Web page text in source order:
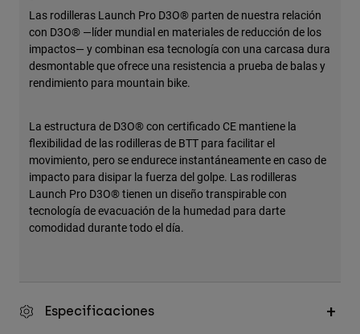
Las rodilleras Launch Pro D3O® parten de nuestra relación
con D3O® —líder mundial en materiales de reducción de los
impactos— y combinan esa tecnología con una carcasa dura
desmontable que ofrece una resistencia a prueba de balas y
rendimiento para mountain bike.
La estructura de D3O® con certificado CE mantiene la
flexibilidad de las rodilleras de BTT para facilitar el
movimiento, pero se endurece instantáneamente en caso de
impacto para disipar la fuerza del golpe. Las rodilleras
Launch Pro D3O® tienen un diseño transpirable con
tecnología de evacuación de la humedad para darte
comodidad durante todo el día.
Especificaciones